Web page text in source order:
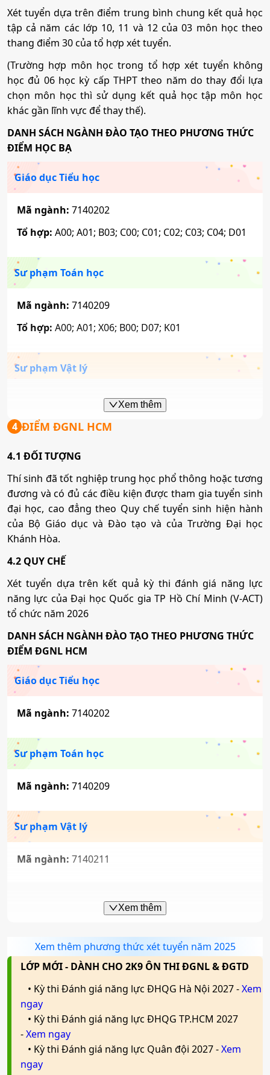
Truyền thông đa phương tiện
Mã ngành:7320104
Quản trị kinh doanh
Mã ngành:7340101
Marketing
Mã ngành: 7340115
Sinh học ứng dụng
Mã ngành:
Hóa học
Mã ngành:7440112
Du lịch
7810101
Mã ngành:7810103
Quản trị khách sạn
Sư phạm Tiếng Anh
Mã ngành: 7140231
Tổ hợp:D01; D14; D15; D09; D10; X79
Sư phạm Khoa học tự nhiên
Mã ngành:
Tổ hợp:
Sư phạm Lịch sử - Địa lý
Mã ngành: 7140249
Tổ hợp:
A07; C00; C03; C04; D09; D10; D14; D15
Ngôn ngữ Anh
Mã ngành: 7220201
Tổ hợp:
D01; D14; D15; D09; D10; X79; D11; D12;
D13
Ngôn ngữ Trung Quốc
Mã ngành:
Ngôn ngữ học
Mã ngành:
Tổ hợp:C00; C03; C04; D01; D09; D10; D14; D15;
D65; X70; X74; X78
Văn học
Mã ngành:7229030
Tổ hợp:
C00; C03; C04; D01; D09; D10; D14; D15;
D65; X70; X74; X78
Mã ngành:
7229040
Tổ hợp:C00; C03; C04; D01; D09; D10; D14; D15;
Việt Nam học
Truyền thông đa phương tiện
Mã ngành:7320104
Tổ hợp:
X02; X71; X79
Quản trị kinh doanh
Xét tuyển dựa trên điểm trung bình chung kết quả học
tập cả năm các lớp 10, 11 và 12 của 03 môn học theo
thang điểm 30 của tổ hợp xét tuyển.
(Trường hợp môn học trong tổ hợp xét tuyển không
học đủ 06 học kỳ cấp THPT theo năm do thay đổi lựa
chọn môn học thì sử dụng kết quả học tập môn học
khác gần lĩnh vực để thay thế).
DANH SÁCH NGÀNH ĐÀO TẠO THEO PHƯƠNG THỨC
ĐIỂM HỌC BẠ
Giáo dục Tiểu học
Mã ngành: 7140202
Tổ hợp: A00; A01; B03; C00; C01; C02; C03; C04; D01
Sư phạm Toán học
Mã ngành: 7140209
Tổ hợp: A00; A01; X06; B00; D07; K01
Sư phạm Vật lý
7140211
Tổ hợp:A00; A01; A02; C01; C05; C06; X06
Sư phạm Ngữ văn
Mã ngành:7140217
Tổ hợp:C00, C03, C04, D01, D14, D15
Sư phạm Tiếng Anh
Mã ngành:7140231
Tổ hợp:D01; D14; D15; D09; D10; X79
Sư phạm Khoa học tự nhiên
Mã ngành:7140247
Tổ hợp:A00; A01; A02; X06; B00; D07; D08
Sư phạm Lịch sử - Địa lý
Mã ngành: 7140249
Ngôn ngữ Anh
D01; D14; D15; D09; D10; X79; D11; D12;
Ngôn ngữ Trung Quốc
Mã ngành:7220204
Tổ hợp:
Ngôn ngữ học
Xem thêm
4 ĐIỂM ĐGNL HCM
4.1 ĐỐI TƯỢNG
Thí sinh đã tốt nghiệp trung học phổ thông hoặc tương
đương và có đủ các điều kiện được tham gia tuyển sinh
đại học, cao đẳng theo Quy chế tuyển sinh hiện hành
của Bộ Giáo dục và Đào tạo và của Trường Đại học
Khánh Hòa.
4.2 QUY CHẾ
Xét tuyển dựa trên kết quả kỳ thi đánh giá năng lực
năng lực của Đại học Quốc gia TP Hồ Chí Minh (V-ACT)
tổ chức năm 2026
DANH SÁCH NGÀNH ĐÀO TẠO THEO PHƯƠNG THỨC
ĐIỂM ĐGNL HCM
Giáo dục Tiểu học
Mã ngành: 7140202
Sư phạm Toán học
Mã ngành: 7140209
Sư phạm Vật lý
Mã ngành: 7140211
Sư phạm Tiếng Anh
Mã ngành:
Sư phạm Khoa học tự nhiên
Xem thêm
Xem thêm phương thức xét tuyển năm 2025
LỚP MỚI - DÀNH CHO 2K9 ÔN THI ĐGNL & ĐGTD
• Kỳ thi Đánh giá năng lực ĐHQG Hà Nội 2027 -Xem
ngay
• Kỳ thi Đánh giá năng lực ĐHQG TP.HCM 2027
-Xem ngay
• Kỳ thi Đánh giá năng lực Quân đội 2027 -Xem
ngay